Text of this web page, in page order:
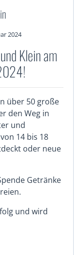
2024
Klein am
über 50 große
den Weg in
und
14 bis 18
oder neue
Getränke
und wird